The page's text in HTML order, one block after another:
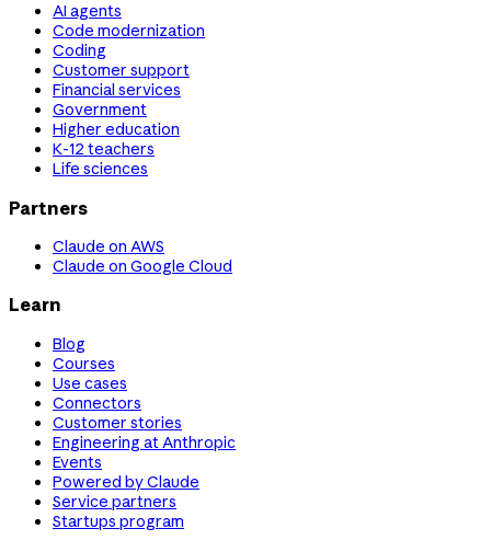
AI agents
Code modernization
Coding
Customer support
Financial services
Government
Higher education
K-12 teachers
Life sciences
Partners
Claude on AWS
Claude on Google Cloud
Learn
Blog
Courses
Use cases
Connectors
Customer stories
Engineering at Anthropic
Events
Powered by Claude
Service partners
Startups program